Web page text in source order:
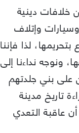
خلافات دينية
وإتلاف
لذا فإننا
ونوجه نداءنا إلى
على بني جلدتهم
تاريخ مدينة
عاقبة التعدي